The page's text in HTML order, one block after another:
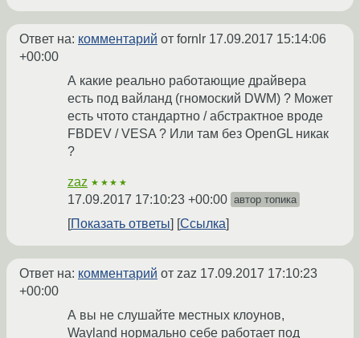
Ответ на: комментарий от fornlr 17.09.2017 15:14:06
+00:00
А какие реально работающие драйвера
есть под вайланд (гномоский DWM) ? Может
есть чтото стандартно / абстрактное вроде
FBDEV / VESA ? Или там без OpenGL никак
?
zaz ★★★★
17.09.2017 17:10:23 +00:00 автор топика
Показать ответы Ссылка
Ответ на: комментарий от zaz 17.09.2017 17:10:23
+00:00
А вы не слушайте местных клоунов,
Wayland нормально себе работает под